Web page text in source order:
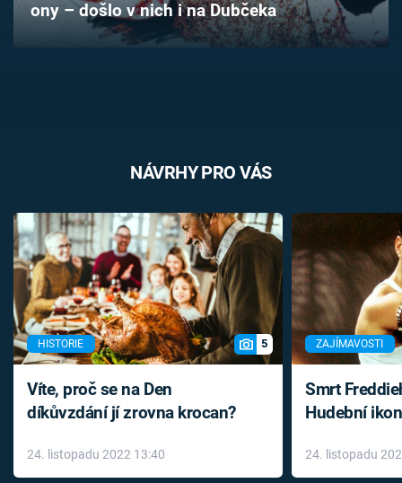
Přihlášení
ony – došlo v nich i na Dubčeka
NÁVRHY PRO VÁS
HISTORIE 5
Víte, proč se na Den
díkůvzdání jí zrovna krocan?
24. listopadu 2022 13:40
ZAJÍMAVOSTI
Smrt
Hudební
léky
24. listopadu